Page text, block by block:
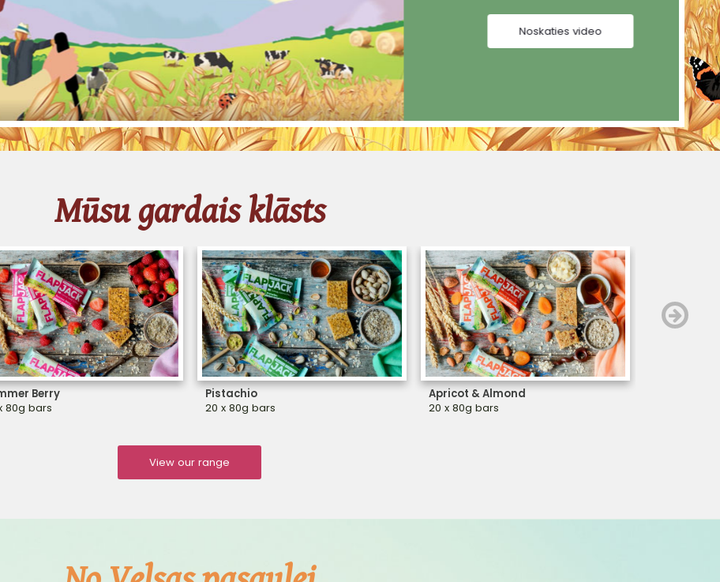
Noskaties video
Mūsu gardais klāsts
Berry
80g bars
Pistachio
20 x 80g bars
Apricot & Almond
20 x 80g bars
View our range